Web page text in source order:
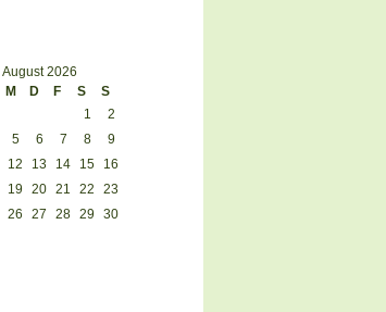
August 2026
M D F S
S
1
2
5 6 7 8
9
12 13 14 15
16
19 20 21 22
23
26 27 28 29
30